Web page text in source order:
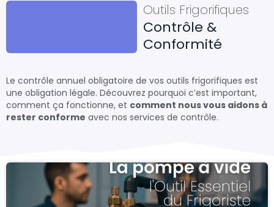
Outils Frigorifiques
Contrôle &
Conformité
Le contrôle annuel obligatoire de vos outils frigorifiques est
une obligation légale. Découvrez pourquoi c’est important,
comment ça fonctionne, et comment nous vous aidons à
rester conforme avec nos services de contrôle.